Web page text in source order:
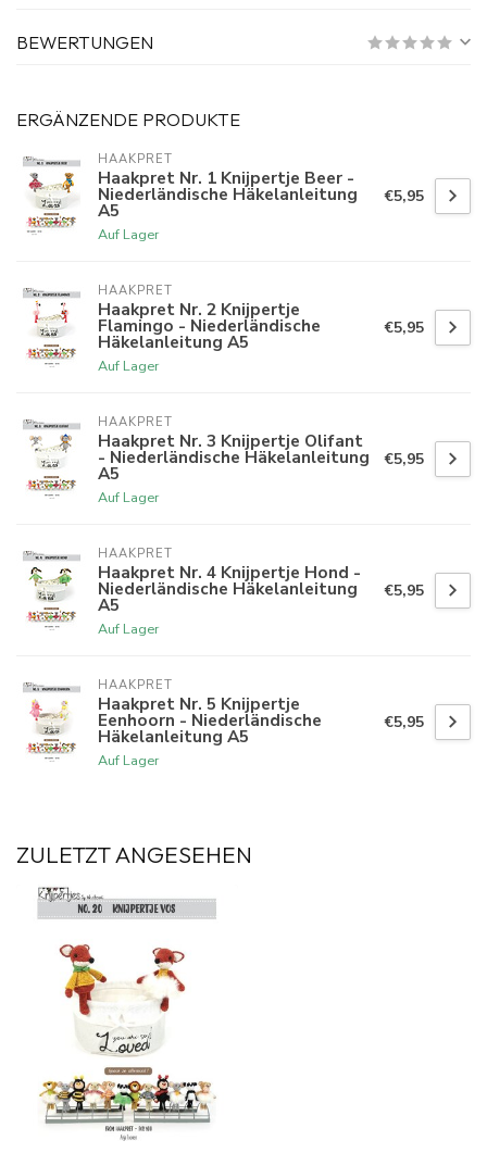
BEWERTUNGEN
ERGÄNZENDE PRODUKTE
HAAKPRET
Haakpret Nr. 1 Knijpertje Beer -
Niederländische Häkelanleitung
A5
Auf Lager
€5,95
HAAKPRET
Haakpret Nr. 2 Knijpertje
Flamingo - Niederländische
Häkelanleitung A5
Auf Lager
€5,95
HAAKPRET
Haakpret Nr. 3 Knijpertje Olifant
- Niederländische Häkelanleitung
A5
Auf Lager
€5,95
HAAKPRET
Haakpret Nr. 4 Knijpertje Hond -
Niederländische Häkelanleitung
A5
Auf Lager
€5,95
HAAKPRET
Haakpret Nr. 5 Knijpertje
Eenhoorn - Niederländische
Häkelanleitung A5
Auf Lager
€5,95
ZULETZT ANGESEHEN